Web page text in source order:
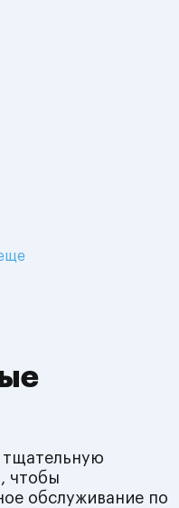
чтобы
обслуживание по